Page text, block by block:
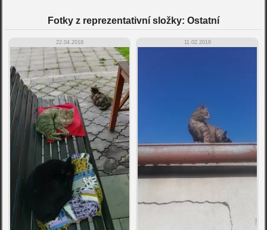
Fotky z reprezentativní složky: Ostatní
22.04.2018 11.02.2018